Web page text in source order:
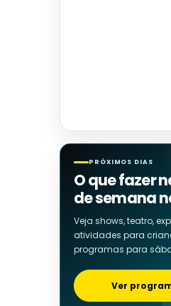
PRÓXIMOS DIAS
O que fazer
de semana
Veja shows, teatro,
atividades para
programas para
Ver